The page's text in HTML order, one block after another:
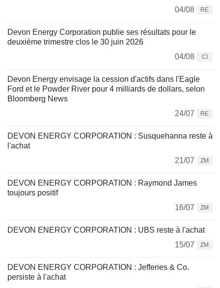
04/08
RE
Devon Energy Corporation publie ses résultats pour le
deuxième trimestre clos le 30 juin 2026
04/08
CI
Devon Energy envisage la cession d'actifs dans l'Eagle
Ford et le Powder River pour 4 milliards de dollars, selon
Bloomberg News
24/07
RE
DEVON ENERGY CORPORATION : Susquehanna reste à
l'achat
21/07
ZM
DEVON ENERGY CORPORATION : Raymond James
toujours positif
16/07
ZM
DEVON ENERGY CORPORATION : UBS reste à l'achat
15/07
ZM
DEVON ENERGY CORPORATION : Jefferies & Co.
persiste à l'achat